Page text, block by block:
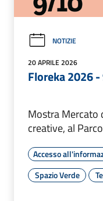
NOTIZIE
20 APRILE 2026
Floreka 2026
Mostra Mercato
creative, al
Accesso
Spazio Verde